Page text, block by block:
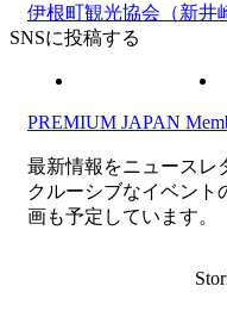
伊根町観光協会（新井
SNSに投稿する
PREMIUM JAPAN
最新情報をニュースレ
クルーシブなイベント
画も予定しています。